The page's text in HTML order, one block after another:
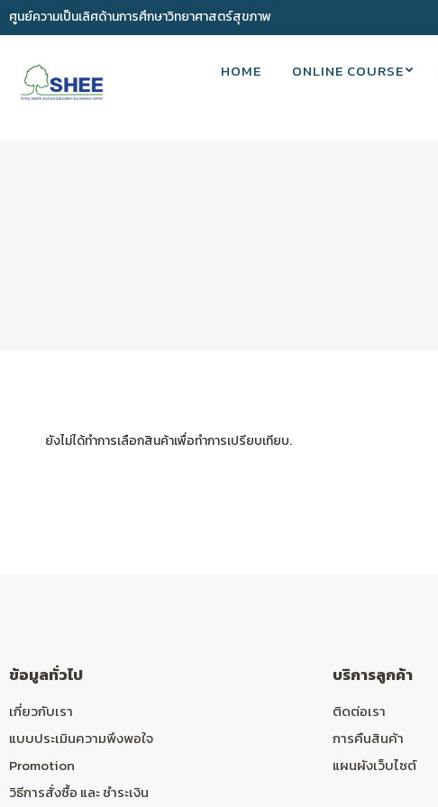
ศูนย์ความเป็นเลิศด้านการศึกษาวิทยาศาสตร์สุขภาพ
HOME ONLINE COURSE
ยังไม่ได้ทำการเลือกสินค้าเพื่อทำการเปรียบเทียบ.
ข้อมูลทั่วไป
เกี่ยวกับเรา
แบบประเมินความพึงพอใจ
Promotion
วิธีการสั่งซื้อ และ ชำระเงิน
บริการลูกค้า
ติดต่อเรา
การคืนสินค้า
แผนผังเว็บไซต์